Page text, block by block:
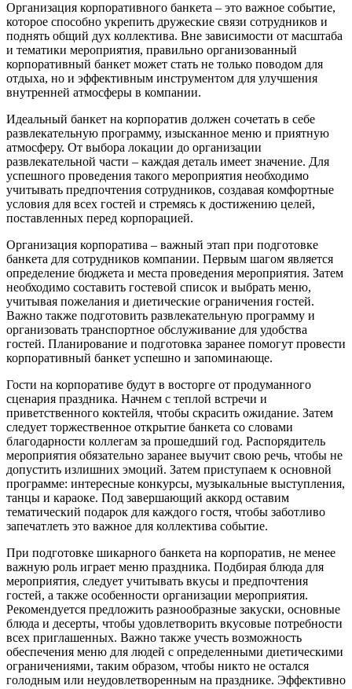
Организация корпоративного банкета – это важное событие,
которое способно укрепить дружеские связи сотрудников и
поднять общий дух коллектива. Вне зависимости от масштаба
и тематики мероприятия, правильно организованный
корпоративный банкет может стать не только поводом для
отдыха, но и эффективным инструментом для улучшения
внутренней атмосферы в компании.
Идеальный банкет на корпоратив должен сочетать в себе
развлекательную программу, изысканное меню и приятную
атмосферу. От выбора локации до организации
развлекательной части – каждая деталь имеет значение. Для
успешного проведения такого мероприятия необходимо
учитывать предпочтения сотрудников, создавая комфортные
условия для всех гостей и стремясь к достижению целей,
поставленных перед корпорацией.
Организация корпоратива – важный этап при подготовке
банкета для сотрудников компании. Первым шагом является
определение бюджета и места проведения мероприятия. Затем
необходимо составить гостевой список и выбрать меню,
учитывая пожелания и диетические ограничения гостей.
Важно также подготовить развлекательную программу и
организовать транспортное обслуживание для удобства
гостей. Планирование и подготовка заранее помогут провести
корпоративный банкет успешно и запоминающе.
Гости на корпоративе будут в восторге от продуманного
сценария праздника. Начнем с теплой встречи и
приветственного коктейля, чтобы скрасить ожидание. Затем
следует торжественное открытие банкета со словами
благодарности коллегам за прошедший год. Распорядитель
мероприятия обязательно заранее выучит свою речь, чтобы не
допустить излишних эмоций. Затем приступаем к основной
программе: интересные конкурсы, музыкальные выступления,
танцы и караоке. Под завершающий аккорд оставим
тематический подарок для каждого гостя, чтобы заботливо
запечатлеть это важное для коллектива событие.
При подготовке шикарного банкета на корпоратив, не менее
важную роль играет меню праздника. Подбирая блюда для
мероприятия, следует учитывать вкусы и предпочтения
гостей, а также особенности организации мероприятия.
Рекомендуется предложить разнообразные закуски, основные
блюда и десерты, чтобы удовлетворить вкусовые потребности
всех приглашенных. Важно также учесть возможность
обеспечения меню для людей с определенными диетическими
ограничениями, таким образом, чтобы никто не остался
голодным или неудовлетворенным на празднике. Эффективно